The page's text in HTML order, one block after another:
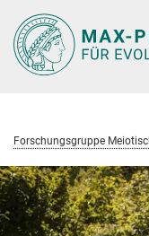
Hauptinhalt